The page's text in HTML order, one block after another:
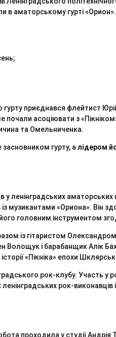
в аматорському гурті «Орион».
приєднався флейтист
почали асоціювати з
та Омельниченка.
гурту, а лідером
ленінградських аматорських
музикантами «Ориона». Він
головним інструментом
із гітаристом
Волощук і барабанщик Алік
«Пікніка» епохи
рок-клубу. Участь у
рок-виконавців
проходила у студії Андрія